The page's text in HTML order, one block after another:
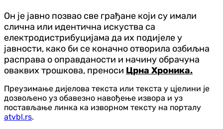
Он је јавно позвао све грађане који су имали
слична или идентична искуства са
електродистрибуцијама да их подијеле у
јавности, како би се коначно отворила озбиљна
расправа о оправданости и начину обрачуна
оваквих трошкова, преноси Црна Хроника.
Преузимање дијелова текста или текста у цјелини је
дозвољено уз обавезно навођење извора и уз
постављање линка ка изворном тексту на порталу
atvbl.rs.